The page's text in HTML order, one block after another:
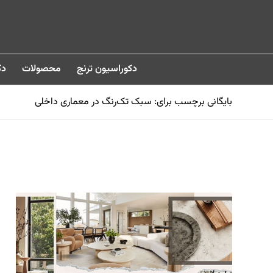
دکوراسیون ترنج محصولات
بایگانی برچسب برای: سبک تک‌رنگ در معماری داخلی